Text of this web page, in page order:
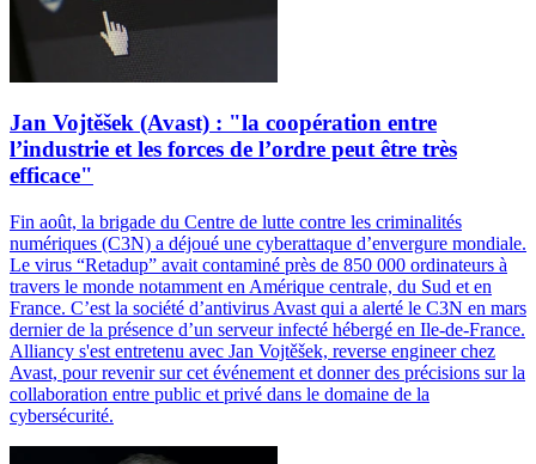
Jan Vojtěšek (Avast) : "la coopération entre
l’industrie et les forces de l’ordre peut être très
efficace"
Fin août, la brigade du Centre de lutte contre les criminalités
numériques (C3N) a déjoué une cyberattaque d’envergure mondiale.
Le virus “Retadup” avait contaminé près de 850 000 ordinateurs à
travers le monde notamment en Amérique centrale, du Sud et en
France. C’est la société d’antivirus Avast qui a alerté le C3N en mars
dernier de la présence d’un serveur infecté hébergé en Ile-de-France.
Alliancy s'est entretenu avec Jan Vojtěšek, reverse engineer chez
Avast, pour revenir sur cet événement et donner des précisions sur la
collaboration entre public et privé dans le domaine de la
cybersécurité.